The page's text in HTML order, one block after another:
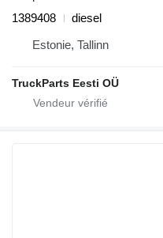
1389408
diesel
Estonie, Tallinn
TruckParts Eesti OÜ